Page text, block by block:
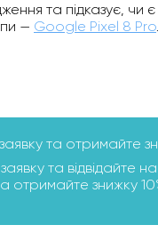
та підказує, чи є
— Google Pixel 8 Pro.
та отримайте
та відвідайте
отримайте знижку